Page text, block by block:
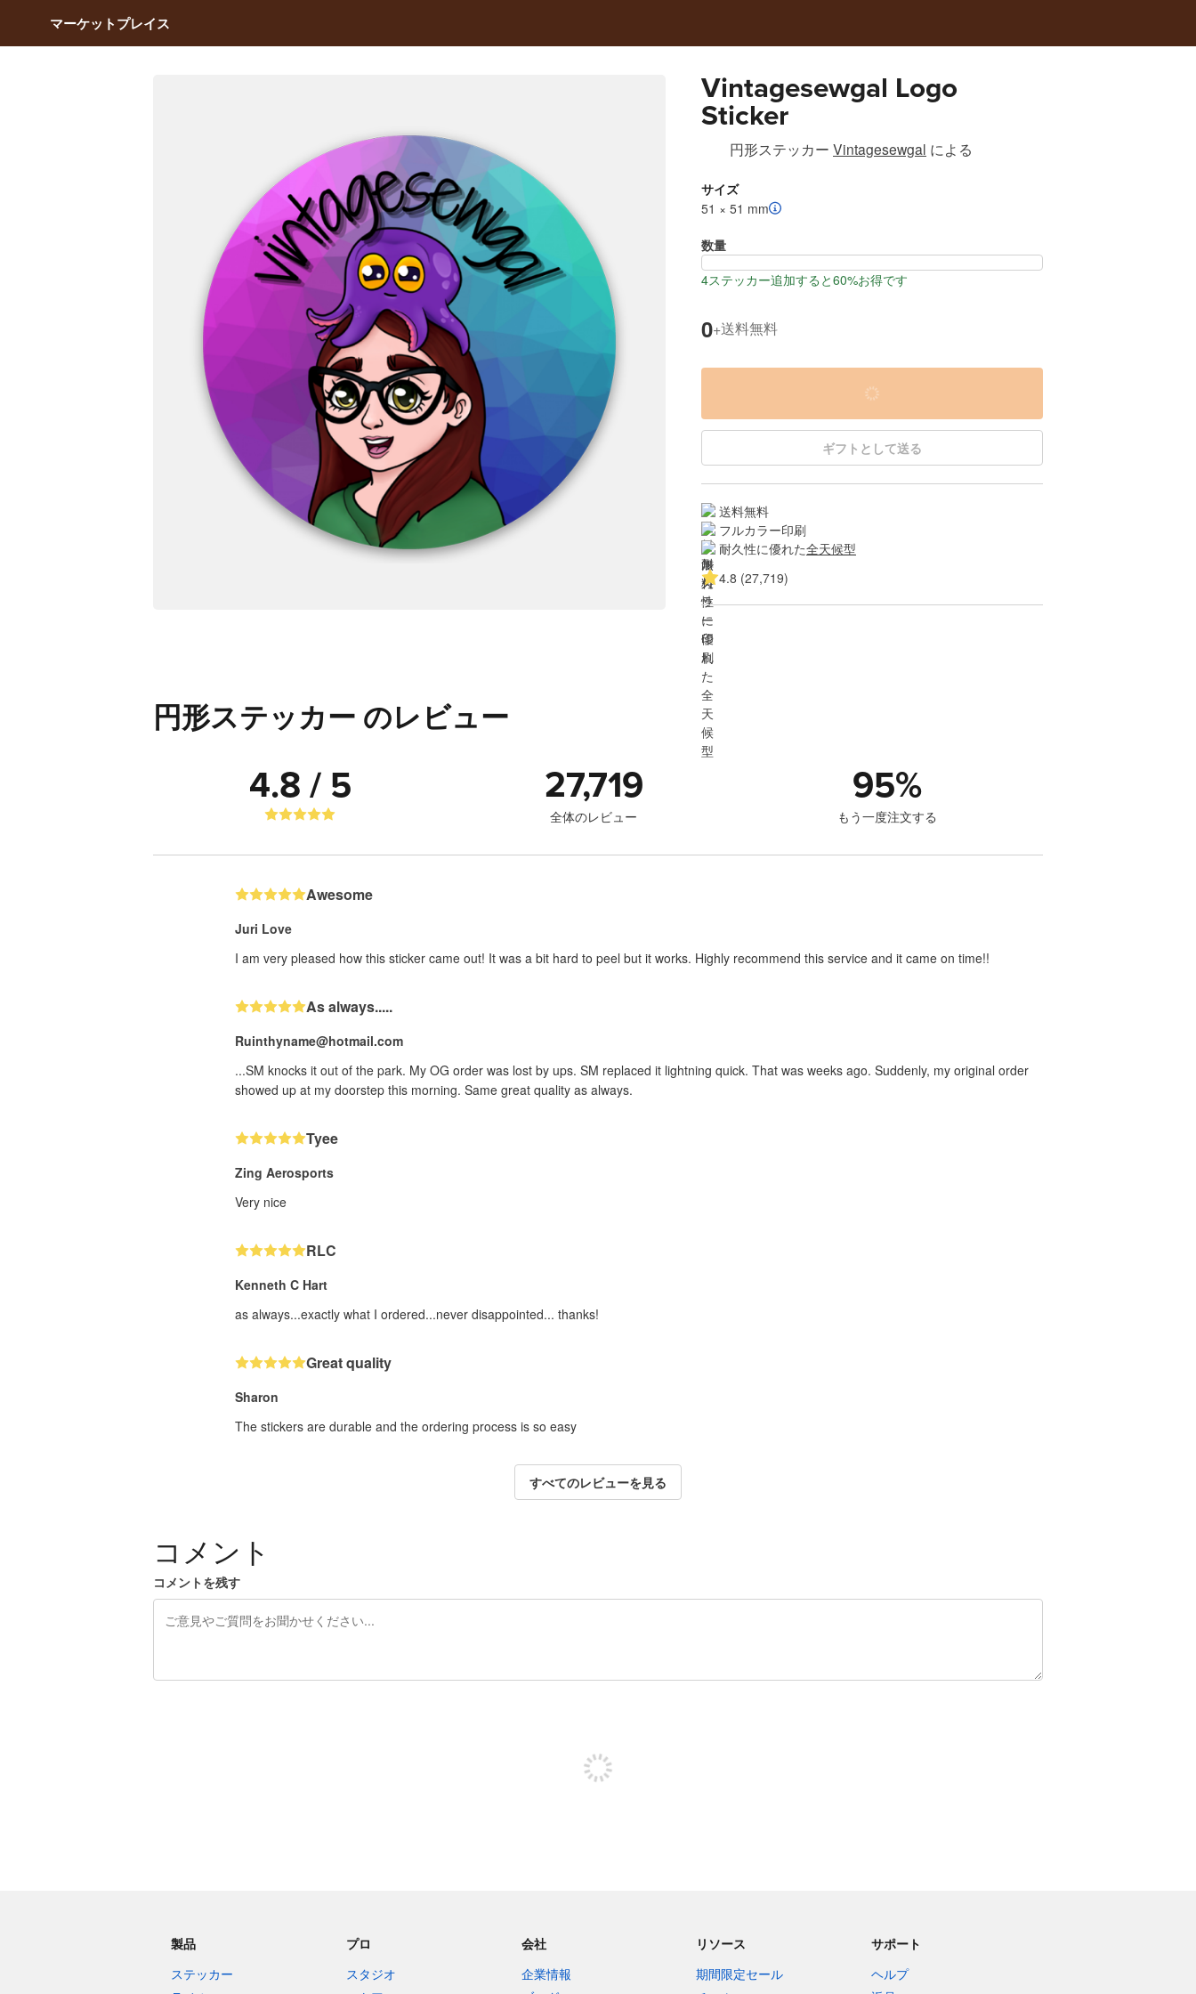
マーケットプレイス
Vintagesewgal Logo
Sticker
円形ステッカー Vintagesewgal による
サイズ
51 × 51 mm
数量
4ステッカー追加すると60%お得です
0+送料無料
ギフトとして送る
送料無料
フルカラー印刷
耐久性に優れた全天候型
4.8 (27,719)
円形ステッカー のレビュー
4.8 / 5 27,719
全体のレビュー
95%
もう一度注文する
Awesome
Juri Love
I am very pleased how this sticker came out! It was a bit hard to peel but it works. Highly recommend this service and it came on time!!
As always.....
Ruinthyname@hotmail.com
...SM knocks it out of the park. My OG order was lost by ups. SM replaced it lightning quick. That was weeks ago. Suddenly, my original order
showed up at my doorstep this morning. Same great quality as always.
Tyee
Zing Aerosports
Very nice
RLC
Kenneth C Hart
as always...exactly what I ordered...never disappointed... thanks!
Great quality
Sharon
The stickers are durable and the ordering process is so easy
すべてのレビューを見る
コメント
コメントを残す
製品
ステッカー
プロ
スタジオ
会社
企業情報
リソース
期間限定セール
サポート
ヘルプ